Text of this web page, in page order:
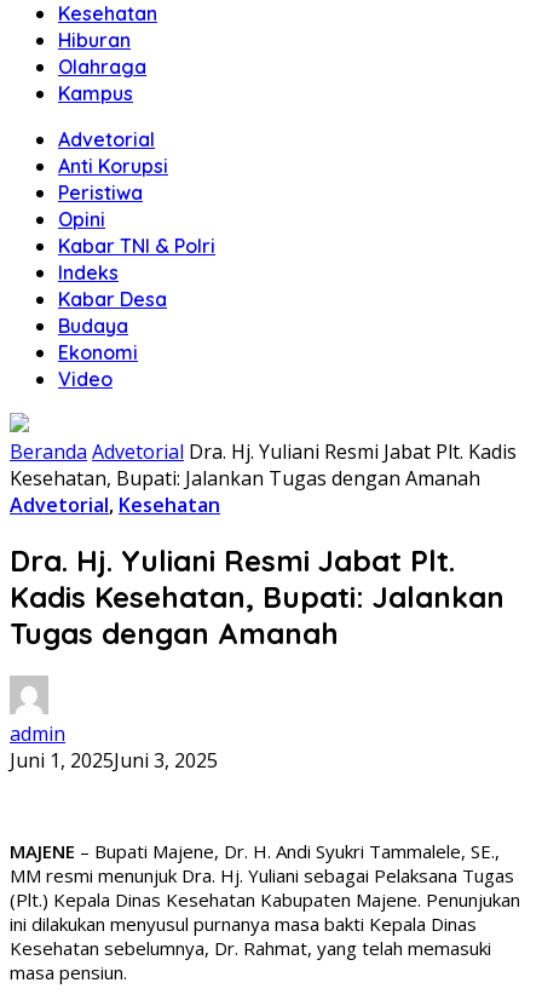
Kesehatan
Hiburan
Olahraga
Kampus
Advetorial
Anti Korupsi
Peristiwa
Opini
Kabar TNI & Polri
Indeks
Kabar Desa
Budaya
Ekonomi
Video
Beranda Advetorial Dra. Hj. Yuliani Resmi Jabat Plt. Kadis
Kesehatan, Bupati: Jalankan Tugas dengan Amanah
Advetorial, Kesehatan
Dra. Hj. Yuliani Resmi Jabat Plt.
Kadis Kesehatan, Bupati: Jalankan
Tugas dengan Amanah
admin
Juni 1, 2025Juni 3, 2025
MAJENE – Bupati Majene, Dr. H. Andi Syukri Tammalele, SE.,
MM resmi menunjuk Dra. Hj. Yuliani sebagai Pelaksana Tugas
(Plt.) Kepala Dinas Kesehatan Kabupaten Majene. Penunjukan
ini dilakukan menyusul purnanya masa bakti Kepala Dinas
Kesehatan sebelumnya, Dr. Rahmat, yang telah memasuki
masa pensiun.